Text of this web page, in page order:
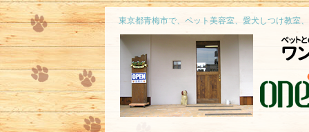
東京都青梅市で、ペット美容室、愛犬しつけ教室